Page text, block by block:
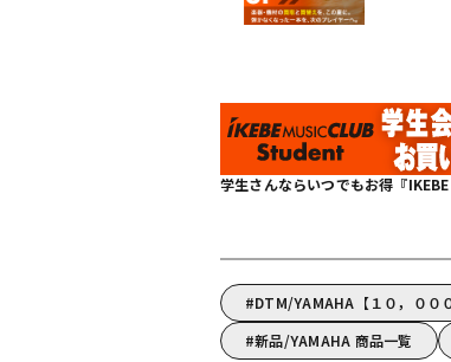
学生さんならいつでもお得『
DTM/YAMAHA【１０，００
新品/YAMAHA 商品一覧